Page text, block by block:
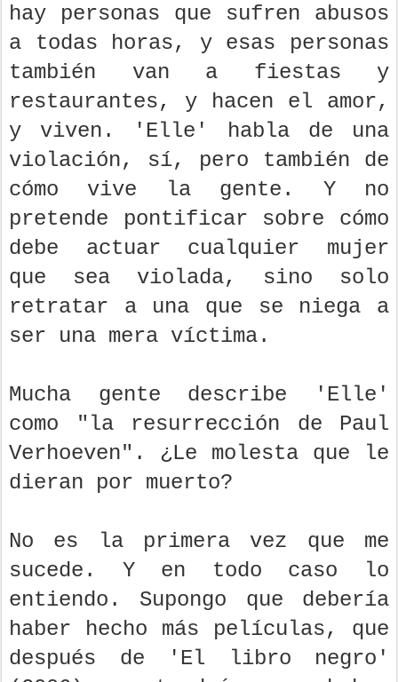
hay personas que sufren abusos
a todas horas, y esas personas
también van a fiestas y
restaurantes, y hacen el amor,
y viven. 'Elle' habla de una
violación, sí, pero también de
cómo vive la gente. Y no
pretende pontificar sobre cómo
debe actuar cualquier mujer
que sea violada, sino solo
retratar a una que se niega a
ser una mera víctima.
Mucha gente describe 'Elle'
como "la resurrección de Paul
Verhoeven". ¿Le molesta que le
dieran por muerto?
No es la primera vez que me
sucede. Y en todo caso lo
entiendo. Supongo que debería
haber hecho más películas, que
después de 'El libro negro'